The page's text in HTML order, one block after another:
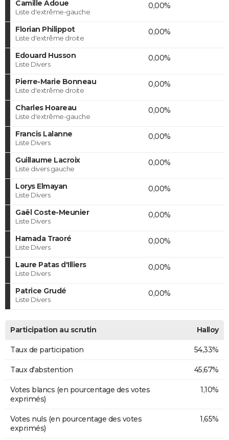
Camille Adoue
Liste d'extrême-gauche
0,00%
Florian Philippot
Liste d'extrême droite
0,00%
Edouard Husson
Liste Divers
0,00%
Pierre-Marie Bonneau
Liste d'extrême droite
0,00%
Charles Hoareau
Liste d'extrême-gauche
0,00%
Francis Lalanne
Liste Divers
0,00%
Guillaume Lacroix
Liste divers gauche
0,00%
Lorys Elmayan
Liste Divers
0,00%
Gaël Coste-Meunier
Liste Divers
0,00%
Hamada Traoré
Liste Divers
0,00%
Laure Patas d'Illiers
Liste Divers
0,00%
Patrice Grudé
Liste Divers
0,00%
Participation au scrutin Halloy
Taux de participation 54,33%
Taux d'abstention 45,67%
Votes blancs (en pourcentage des votes
exprimés)
1,10%
Votes nuls (en pourcentage des votes
exprimés)
1,65%